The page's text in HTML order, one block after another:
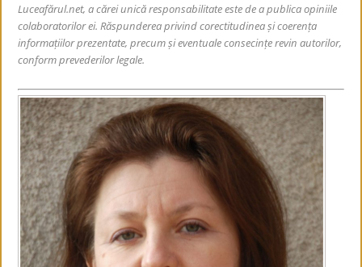
Luceafărul.net, a cărei unică responsabilitate este de a publica opiniile
colaboratorilor ei. Răspunderea privind corectitudinea și coerența
informațiilor prezentate, precum și eventuale consecințe revin autorilor,
conform prevederilor legale.